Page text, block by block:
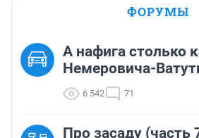
ФОРУМЫ
А нафига столько
Немеровича-
6 542 71
Про засаду (часть